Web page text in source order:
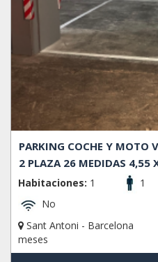
PARKING COCHE Y MOTO
2 PLAZA 26 MEDIDAS 4,55
Habitaciones: 1 1
No
Sant Antoni - Barcelona
meses